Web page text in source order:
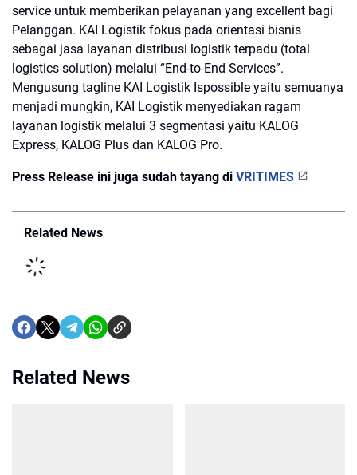
service untuk memberikan pelayanan yang excellent bagi
Pelanggan. KAI Logistik fokus pada orientasi bisnis
sebagai jasa layanan distribusi logistik terpadu (total
logistics solution) melalui “End-to-End Services”.
Mengusung tagline KAI Logistik Ispossible yaitu semuanya
menjadi mungkin, KAI Logistik menyediakan ragam
layanan logistik melalui 3 segmentasi yaitu KALOG
Express, KALOG Plus dan KALOG Pro.
Press Release ini juga sudah tayang di VRITIMES
Related News
Related News